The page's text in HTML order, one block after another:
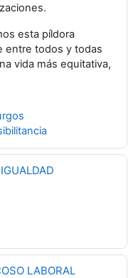
esta píldora
entre todos y todas
vida más equitativa,
LABORAL